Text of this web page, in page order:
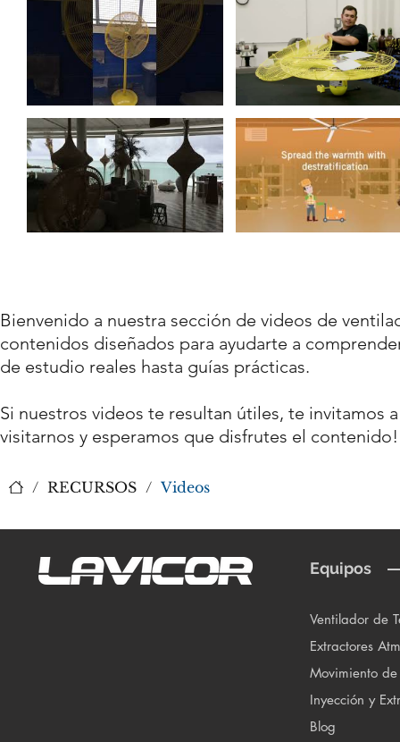
Bienvenido a nuestra sección de videos de
contenidos diseñados para ayudarte a
de estudio reales hasta guías prácticas.
Si nuestros videos te resultan útiles, te invitamos
visitarnos y esperamos que disfrutes el contenido!
/ RECURSOS / Videos
Equipos
Ventilador de
Extractores
Movimiento
Inyección y
Blog